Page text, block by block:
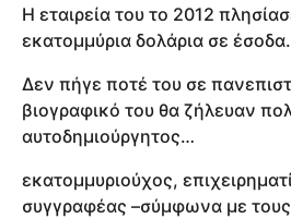
Η εταιρεία του το 2012
εκατομμύρια δολάρια σε έσοδα.
Δεν πήγε ποτέ του σε
βιογραφικό του θα ζήλευαν
αυτοδημιούργητος…
εκατομμυριούχος,
συγγραφέας –σύμφωνα με